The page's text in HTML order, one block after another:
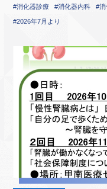
#消化器診療 #消化器内科 #
#2026年7月より